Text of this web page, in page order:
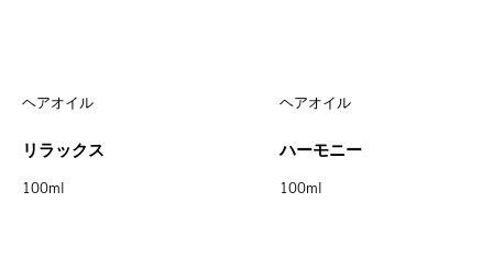
ヘアオイル
リラックス
100ml
ヘアオイル
ハーモニー
100ml